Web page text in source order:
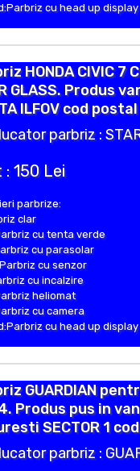
cu head up display
HONDA CIVIC
GLASS. Produs
ILFOV cod
parbriz :
: 150 Lei
parbrize:
clar
cu tenta verde
cu parasolar
cu senzor
cu incalzire
heliomat
cu camera
cu head up display
GUARDIAN
Produs pus in
SECTOR 1
parbriz :